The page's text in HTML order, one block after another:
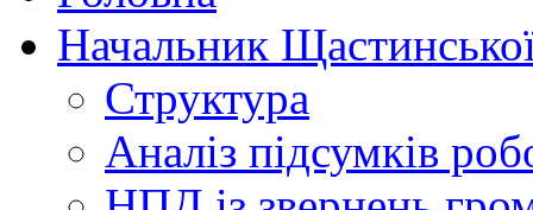
Начальник
Структура
Аналіз підсумків